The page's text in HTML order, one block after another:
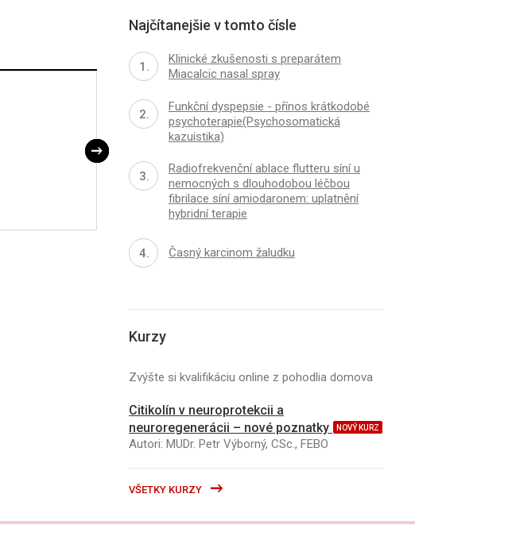
ČLÁNEK
Význam včasného záchytu
prognóze
Najčítanejšie v tomto čísle
Klinické zkušenosti s preparátem
Miacalcic nasal spray
Funkční dyspepsie - přínos krátkodobé
psychoterapie(Psychosomatická
kazuistika)
Radiofrekvenční ablace flutteru síní u
nemocných s dlouhodobou léčbou
fibrilace síní amiodaronem: uplatnění
hybridní terapie
Časný karcinom žaludku
Kurzy
Zvýšte si kvalifikáciu online z pohodlia domova
Citikolín v neuroprotekcii a
neuroregenerácii – nové poznatky
NOVÝ KURZ
Autori: MUDr. Petr Výborný, CSc., FEBO
VŠETKY KURZY